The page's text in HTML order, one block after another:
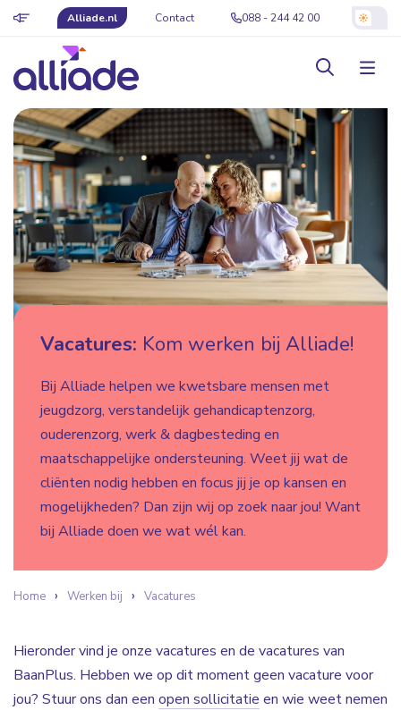
Alliade.nl Contact 088 - 244 42 00
Vacatures: Kom werken bij Alliade!
Bij Alliade helpen we kwetsbare mensen met
jeugdzorg, verstandelijk gehandicaptenzorg,
ouderenzorg, werk & dagbesteding en
maatschappelijke ondersteuning. Weet jij wat de
cliënten nodig hebben en focus jij je op kansen en
mogelijkheden? Dan zijn wij op zoek naar jou! Want
bij Alliade doen we wat wél kan.
Home Werken bij Vacatures
Hieronder vind je onze vacatures en de vacatures van
BaanPlus. Hebben we op dit moment geen vacature voor
jou? Stuur ons dan een open sollicitatie en wie weet nemen